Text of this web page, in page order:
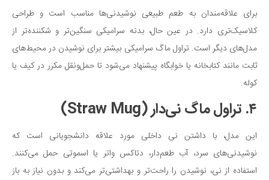
برای علاقه‌مندان به طعم طبیعی نوشیدنی‌ها مناسب است و طراحی‌
کلاسیک‌تری دارد. در عین حال، بدنه سرامیکی سنگین‌تر و شکننده‌تر از
مدل‌های دیگر است. تراول ماگ سرامیکی بیشتر برای نوشیدن در محیط‌های
ثابت مانند کتابخانه یا خوابگاه پیشنهاد می‌شود تا حمل‌ونقل مکرر در کیف یا
کوله.
۴. تراول ماگ نی‌دار (Straw Mug)
این مدل، با داشتن نی داخلی مورد علاقه دانشجویانی است که
نوشیدنی‌های سرد، آب طعم‌دار، دتاکس واتر یا اسموتی حمل می‌کنند.
استفاده از نی، نوشیدن را راحت‌تر و بهداشتی‌تر می‌کند و بدون نیاز به باز